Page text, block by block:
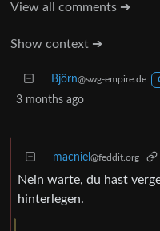
View all comments ➔
Show context ➔
Björn@swg-empire.de
3 months ago
macniel @feddit.org
Nein warte, du hast
hinterlegen.